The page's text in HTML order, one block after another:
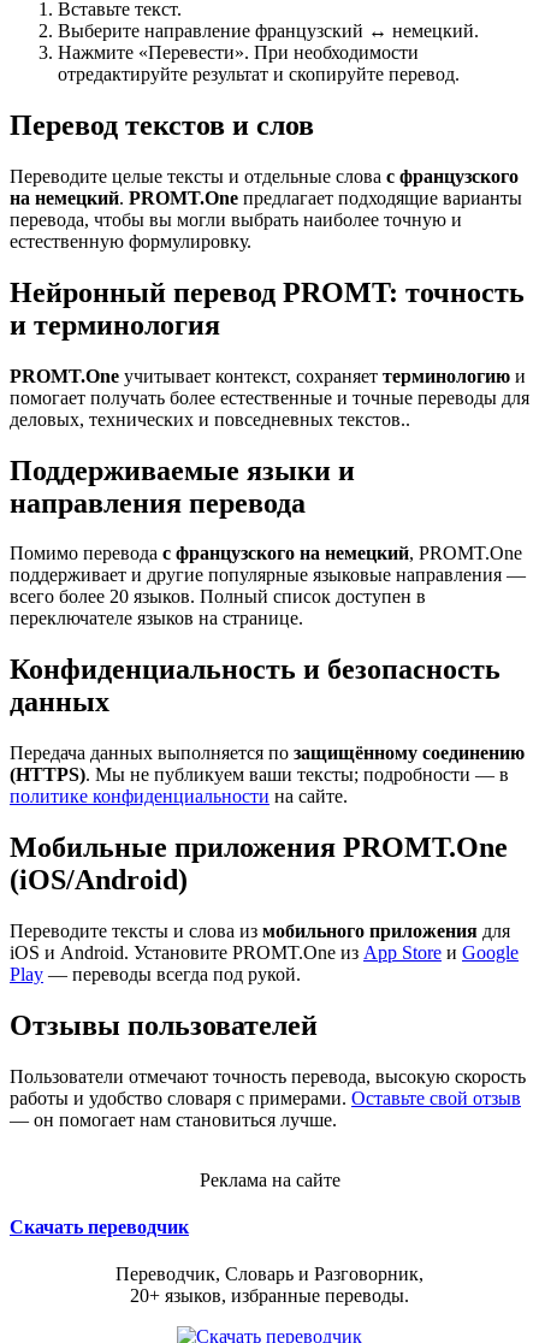
Вставьте текст.
Выберите направление французский ↔ немецкий.
Нажмите «Перевести». При необходимости
отредактируйте результат и скопируйте перевод.
Перевод текстов и слов
Переводите целые тексты и отдельные слова с французского
на немецкий. PROMT.One предлагает подходящие варианты
перевода, чтобы вы могли выбрать наиболее точную и
естественную формулировку.
Нейронный перевод PROMT: точность
и терминология
PROMT.One учитывает контекст, сохраняет терминологию и
помогает получать более естественные и точные переводы для
деловых, технических и повседневных текстов..
Поддерживаемые языки и
направления перевода
Помимо перевода с французского на немецкий, PROMT.One
поддерживает и другие популярные языковые направления —
всего более 20 языков. Полный список доступен в
переключателе языков на странице.
Конфиденциальность и безопасность
данных
Передача данных выполняется по защищённому соединению
(HTTPS). Мы не публикуем ваши тексты; подробности — в
политике конфиденциальности на сайте.
Мобильные приложения PROMT.One
(iOS/Android)
Переводите тексты и слова из мобильного приложения для
iOS и Android. Установите PROMT.One из App Store и Google
Play — переводы всегда под рукой.
Отзывы пользователей
Пользователи отмечают точность перевода, высокую скорость
работы и удобство словаря с примерами. Оставьте свой отзыв
— он помогает нам становиться лучше.
Реклама на сайте
Скачать переводчик
Переводчик, Словарь и Разговорник,
20+ языков, избранные переводы.